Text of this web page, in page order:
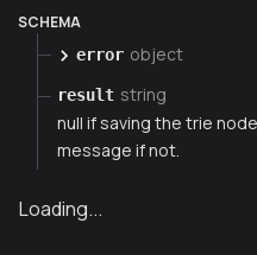
SCHEMA
error object
result string
null if saving the trie
message if not.
Loading...